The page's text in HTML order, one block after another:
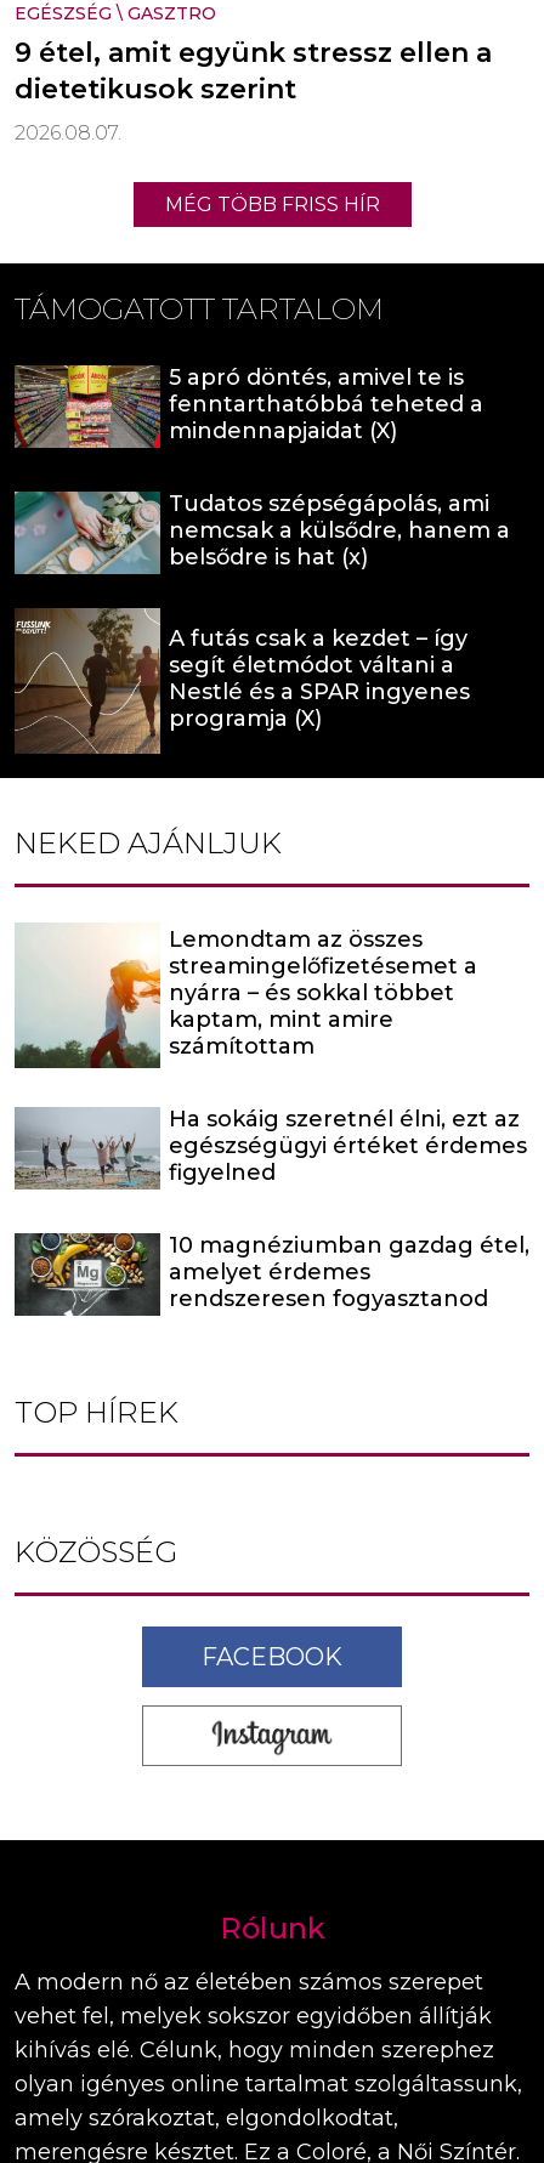
EGÉSZSÉG \ GASZTRO
9 étel, amit együnk stressz ellen a
dietetikusok szerint
2026.08.07.
MÉG TÖBB FRISS HÍR
TÁMOGATOTT TARTALOM
5 apró döntés, amivel te is
fenntarthatóbbá teheted a
mindennapjaidat (X)
Tudatos szépségápolás, ami
nemcsak a külsődre, hanem a
belsődre is hat (x)
A futás csak a kezdet – így
segít életmódot váltani a
Nestlé és a SPAR ingyenes
programja (X)
NEKED AJÁNLJUK
Lemondtam az összes
streamingelőfizetésemet a
nyárra – és sokkal többet
kaptam, mint amire
számítottam
Ha sokáig szeretnél élni, ezt az
egészségügyi értéket érdemes
figyelned
10 magnéziumban gazdag étel,
amelyet érdemes
rendszeresen fogyasztanod
TOP HÍREK
KÖZÖSSÉG
FACEBOOK
Rólunk
A modern nő az életében számos szerepet
vehet fel, melyek sokszor egyidőben állítják
kihívás elé. Célunk, hogy minden szerephez
olyan igényes online tartalmat szolgáltassunk,
amely szórakoztat, elgondolkodtat,
merengésre késztet. Ez a Coloré, a Női Színtér.